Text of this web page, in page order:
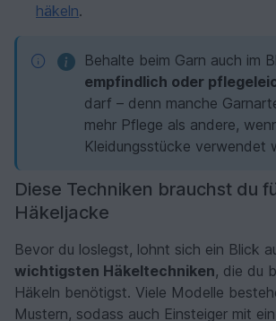
häkeln.
Behalte beim Garn auch im
empfindlich oder
darf – denn manche
mehr Pflege als andere,
Kleidungsstücke verwendet
Diese Techniken brauchst du
Häkeljacke
Bevor du loslegst, lohnt sich ein Blick
wichtigsten Häkeltechniken, die du
Häkeln benötigst. Viele Modelle
Mustern, sodass auch Einsteiger mit